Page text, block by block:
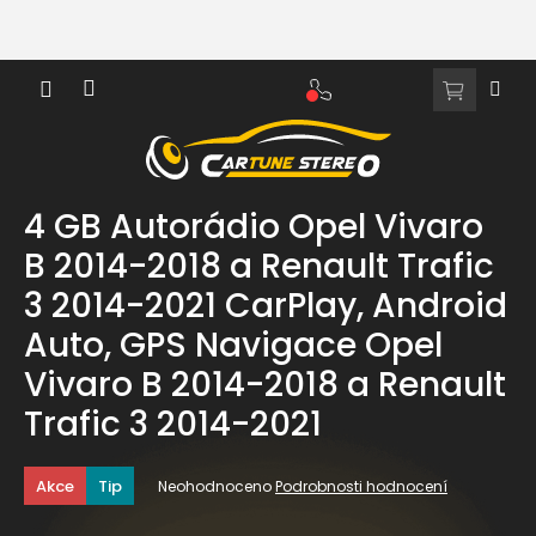
obsah
NÁKUPNÍ
4 GB Autorádio Opel Vivaro
B 2014-2018 a Renault Trafic
3 2014-2021 CarPlay, Android
Auto, GPS Navigace Opel
Vivaro B 2014-2018 a Renault
Trafic 3 2014-2021
Akce Tip
Průměrné
NeohodnocenoPodrobnosti hodnocení